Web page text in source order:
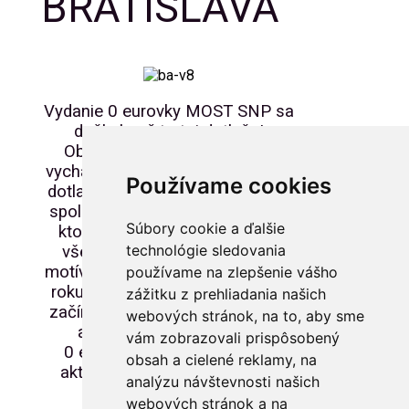
Používame cookies
Súbory cookie a ďalšie
technológie sledovania
používame na zlepšenie vášho
zážitku z prehliadania našich
webových stránok, na to, aby sme
vám zobrazovali prispôsobený
obsah a cielené reklamy, na
analýzu návštevnosti našich
webových stránok a na
Vydanie 0 eurovky MOST SNP sa
dočkalo už tretej dotlače!
Obľúbený motív MOST SNP
vychádza už v rámci svojej tretej
dotlače. Na základe rozhodnutia
spoločnosti Oberthur Fiduciaire,
ktorá 0 eurovky vyrába, sa pri
všetkých dotlačiach starších
motívov, ktoré neboli dotláčané v
roku 2025, číslovanie opätovne
začína od čísla 1. Rovnako je to
aj v prípade tejto emisie.
0 eurovky z tejto dotlače sú
aktuálne dostupné priamo vo
vyhliadkovej veži UFO